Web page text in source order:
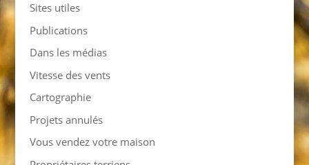
Sites utiles
Publications
Dans les médias
Vitesse des vents
Cartographie
Projets annulés
Vous vendez votre maison